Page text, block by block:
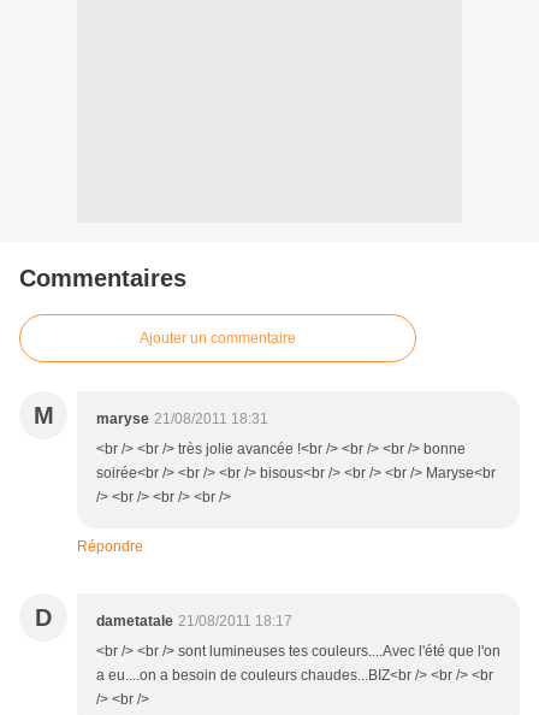
Commentaires
Ajouter un commentaire
M maryse 21/08/2011 18:31
<br /> <br /> très jolie avancée !<br /> <br /> <br /> bonne
soirée<br /> <br /> <br /> bisous<br /> <br /> <br /> Maryse<br
/> <br /> <br /> <br />
Répondre
D dametatale 21/08/2011 18:17
<br /> <br /> sont lumineuses tes couleurs....Avec l'été que l'on
a eu....on a besoin de couleurs chaudes...BIZ<br /> <br /> <br
/> <br />